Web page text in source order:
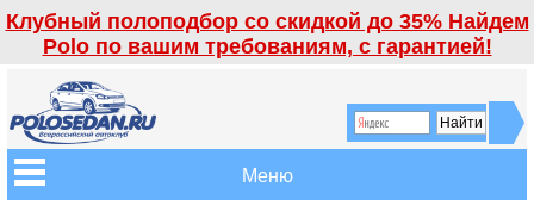
Клубный полоподбор со скидкой до 35% Найдем
Polo по вашим требованиям, с гарантией!
Меню